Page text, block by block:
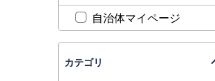
自治体マイページ
カテゴリ